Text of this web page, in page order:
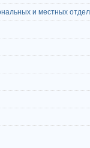
и местных